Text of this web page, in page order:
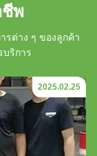
พ
รต่าง ๆ ของลูกค้า
ริการ
2025.02.25